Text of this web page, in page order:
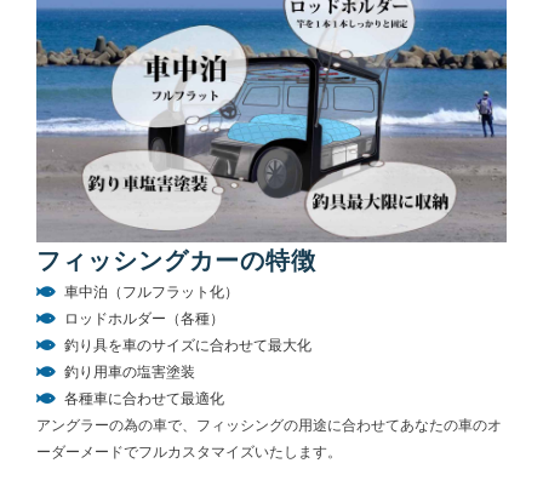
フィッシングカーの特徴
車中泊（フルフラット化）
ロッドホルダー（各種）
釣り具を車のサイズに合わせて最大化
釣り用車の塩害塗装
各種車に合わせて最適化
アングラーの為の車で、フィッシングの用途に合わせてあなたの車のオ
ーダーメードでフルカスタマイズいたします。